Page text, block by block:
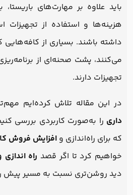
باید علاوه بر مهارت‌های باریستا،
هزینه‌ها و استفاده از تجهیزات
داشته باشند. بسیاری از
می‌کنند، پشت صحنه‌ای از
تجهیزات دارند.
در این مقاله تلاش کرده‌ایم
داری را به‌صورت کاربردی بررسی
که برای راه‌اندازی وافزایش فروش
خواهیم کرد تا اگر قصد راه
دید روشن‌تری نسبت به مسیر پیش